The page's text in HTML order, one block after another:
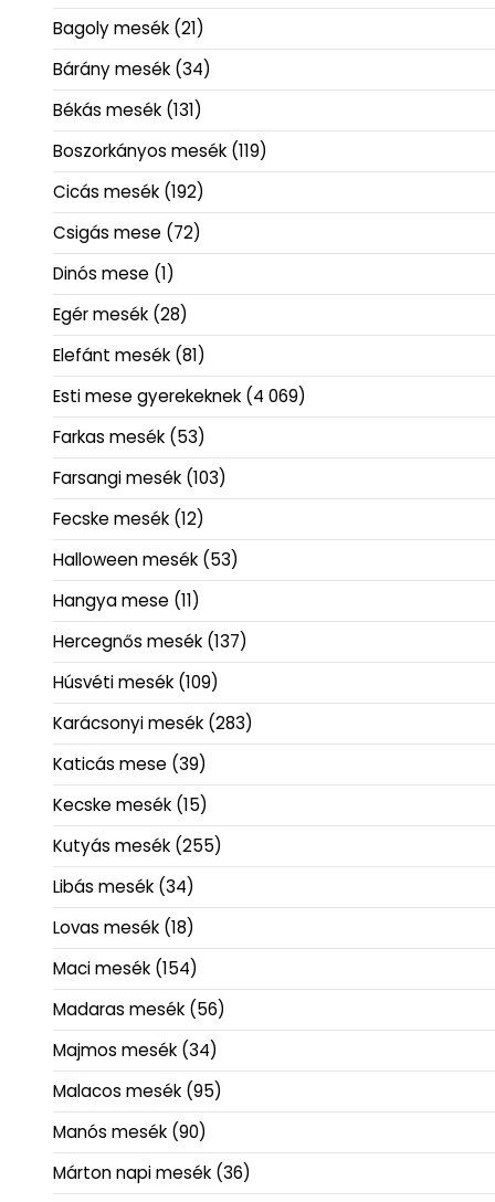
Bagoly mesék (21)
Bárány mesék (34)
Békás mesék (131)
Boszorkányos mesék (119)
Cicás mesék (192)
Csigás mese (72)
Dinós mese (1)
Egér mesék (28)
Elefánt mesék (81)
Esti mese gyerekeknek (4 069)
Farkas mesék (53)
Farsangi mesék (103)
Fecske mesék (12)
Halloween mesék (53)
Hangya mese (11)
Hercegnős mesék (137)
Húsvéti mesék (109)
Karácsonyi mesék (283)
Katicás mese (39)
Kecske mesék (15)
Kutyás mesék (255)
Libás mesék (34)
Lovas mesék (18)
Maci mesék (154)
Madaras mesék (56)
Majmos mesék (34)
Malacos mesék (95)
Manós mesék (90)
Márton napi mesék (36)